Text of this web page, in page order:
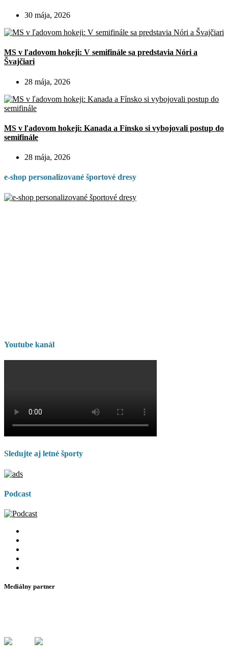
30 mája, 2026
MS v ľadovom hokeji: V semifinále sa predstavia Nóri a
Švajčiari
28 mája, 2026
MS v ľadovom hokeji: Kanada a Fínsko si vybojovali postup do
semifinále
28 mája, 2026
e-shop personalizované športové dresy
Youtube kanál
Sledujte aj letné športy
Podcast
Mediálny partner